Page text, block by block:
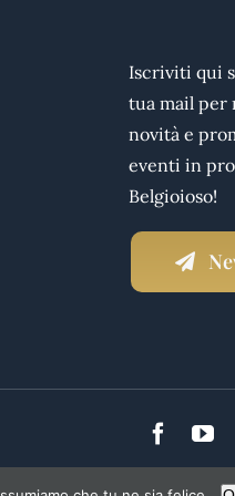
Iscriviti qui
tua mail per
novità e
eventi in
Belgioioso!